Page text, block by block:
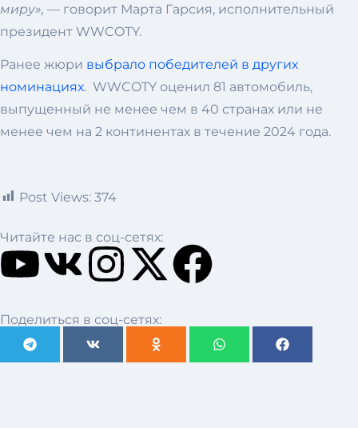
миру», — говорит Марта Гарсия, исполнительный
президент WWCOTY.
Ранее жюри выбрало победителей в других
номинациях. WWCOTY оценил 81 автомобиль,
выпущенный не менее чем в 40 странах или не
менее чем на 2 континентах в течение 2024 года.
Post Views: 374
Читайте нас в соц-сетях:
Поделиться в соц-сетях: